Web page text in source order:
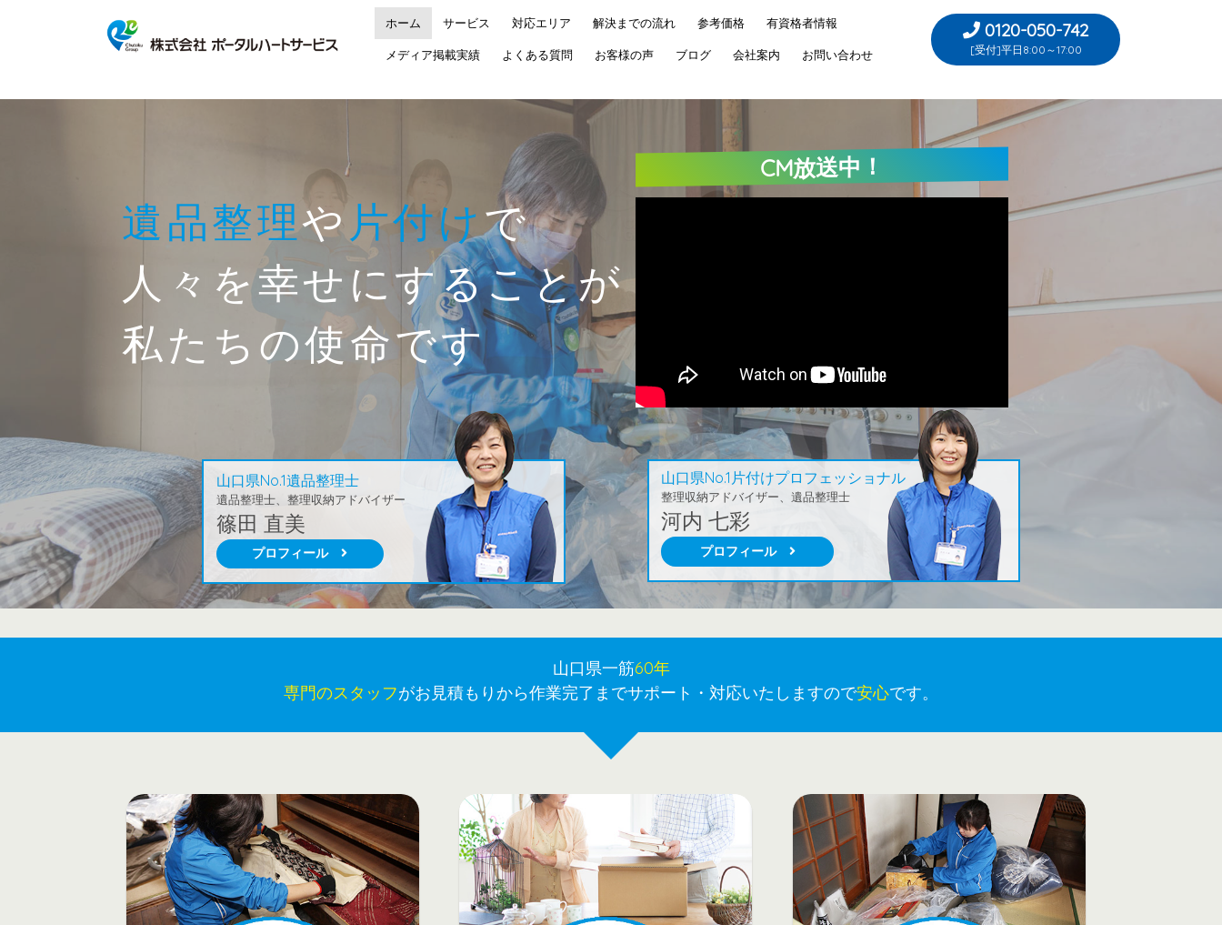
ホーム サービス 対応エリア 解決までの流れ 参考価格 有資格者情報
メディア掲載実績 よくある質問 お客様の声 ブログ 会社案内 お問い合わせ
0120-050-742
[受付]平日8:00～17:00
遺品整理や片付けで
人々を幸せにすることが
私たちの使命です
CM放送中！
山口県No.1遺品整理士
遺品整理士、整理収納アドバイザー
篠田 直美
プロフィール
山口県No.1片付けプロフェッショナル
整理収納アドバイザー、遺品整理士
河内 七彩
プロフィール
山口県一筋60年
専門のスタッフがお見積もりから作業完了までサポート・対応いたしますので安心です。